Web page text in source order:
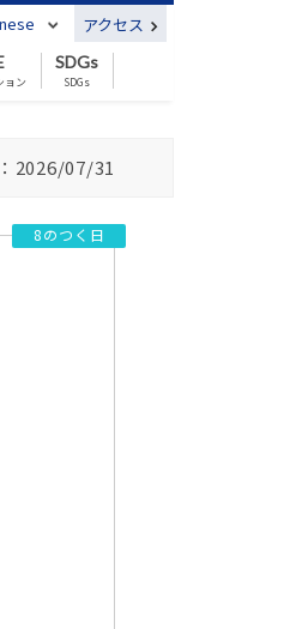
アクセス
ョン
SDGs
SDGs
2026/07/31
8のつく日